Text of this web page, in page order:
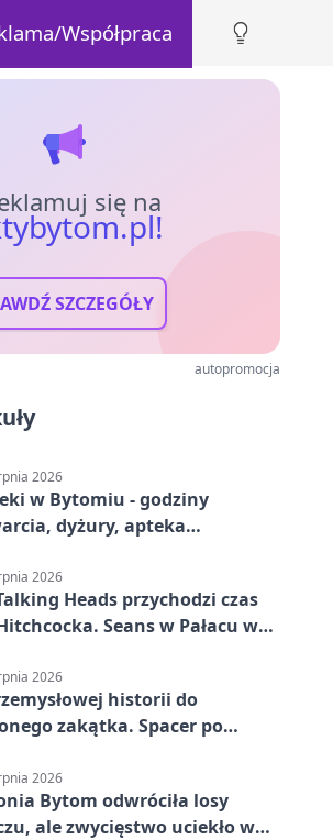
Współpraca
się na
SZCZEGÓŁY
autopromocja
2026
w Bytomiu - godziny
dyżury, apteka
2026
Heads przychodzi czas
Seans w Pałacu w
2026
historii do
zakątka. Spacer po
2026
Bytom odwróciła losy
ale zwycięstwo uciekło w